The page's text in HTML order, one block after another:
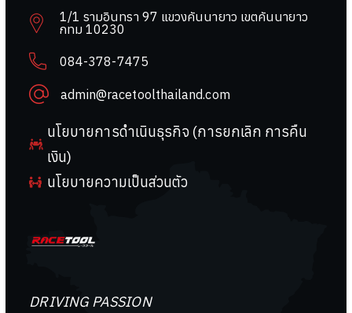
1/1 รามอินทรา 97 แขวงคันนายาว เขตคันนายาว
กทม 10230
084-378-7475
admin@racetoolthailand.com
นโยบายการดำเนินธุรกิจ (การยกเลิก การคืน
เงิน)
นโยบายความเป็นส่วนตัว
DRIVING PASSION